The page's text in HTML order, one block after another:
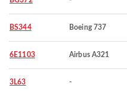
BS344 Boeing 737
6E1103 Airbus A321
3L63 -